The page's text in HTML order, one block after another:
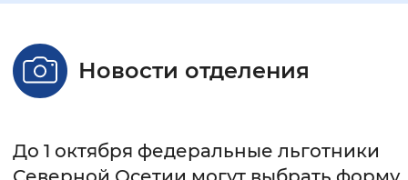
Стандартный Увеличенный
Без засечек С засечками
Новости отделения
До 1 октября федеральные льготники